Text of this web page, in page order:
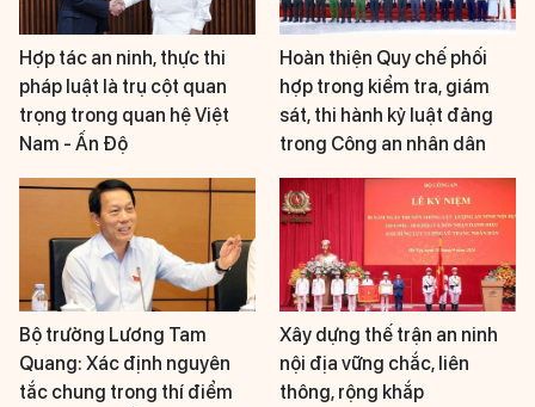
Hợp tác an ninh, thực thi
pháp luật là trụ cột quan
trọng trong quan hệ Việt
Nam - Ấn Độ
Hoàn thiện Quy chế phối
hợp trong kiểm tra, giám
sát, thi hành kỷ luật đảng
trong Công an nhân dân
Bộ trưởng Lương Tam
Quang: Xác định nguyên
tắc chung trong thí điểm
Xây dựng thế trận an ninh
nội địa vững chắc, liên
thông, rộng khắp